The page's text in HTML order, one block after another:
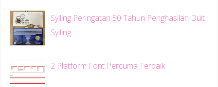
Syiling Peringatan 50 Tahun Penghasilan Duit
Syiling
2 Platform Font Percuma Terbaik